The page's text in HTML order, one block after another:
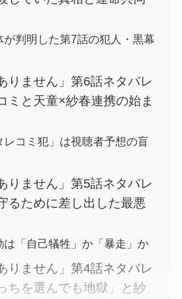
が判明した第7話の犯人・黒幕
りません」第6話ネタバレ
ミと天童×紗春連携の始ま
レコミ犯」は視聴者予想の盲
りません」第5話ネタバレ
るために差し出した最悪
は「自己犠牲」か「暴走」か
りません」第4話ネタバレ
ちを選んでも地獄」と紗